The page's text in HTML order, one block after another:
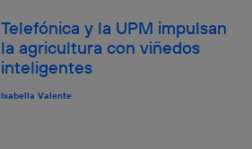
Telefónica y la UPM impulsan
la agricultura con viñedos
inteligentes
Isabella Valente